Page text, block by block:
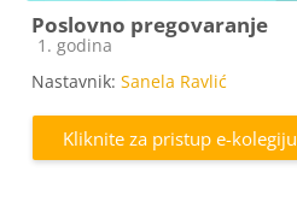
Poslovno pregovaranje
Kategorija e-kolegija
1. godina
Nastavnik: Sanela Ravlić
Kliknite za pristup e-kolegiju